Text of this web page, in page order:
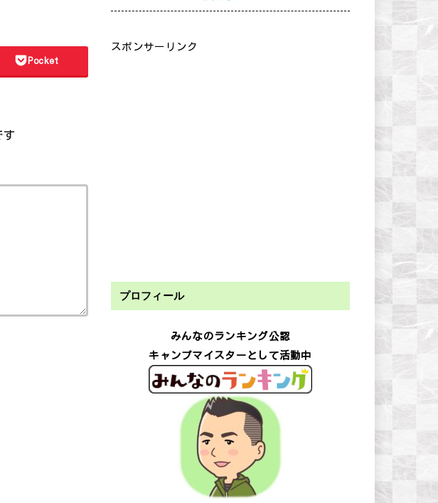
Pocket
す
スポンサーリンク
プロフィール
みんなのランキング公認
キャンプマイスターとして活動中